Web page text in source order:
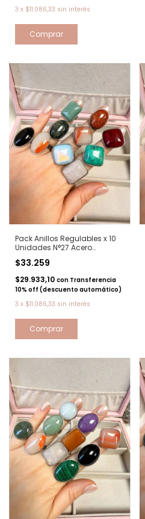
3 x $11.086,33 sin interés
Pack Anillos Regulables x 10
Unidades N°27 Acero
$33.259
$29.933,10 con Transferencia
10% off (descuento automático)
3 x $11.086,33 sin interés